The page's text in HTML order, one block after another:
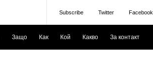
Subscribe Twitter Facebook
Защо Как Кой Какво За контакт